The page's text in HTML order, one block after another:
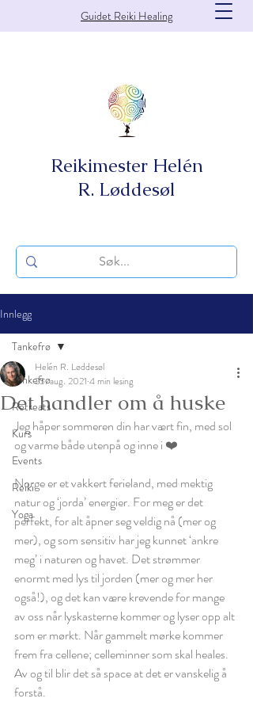
Guidet Reiki Healing
Reikimester Helén
R. Løddesøl
Innlegg
Tankefrø
Retreats
Kurs
Events
Reiki
Yoga
Tankefrø
Det handler om å huske
Helén R. Løddesøl
25. aug. 2021 4 min lesing
Jeg håper sommeren din har vært fin, med sol
og varme både utenpå og inne i ❤️
Norge er et vakkert ferieland, med mektig
natur og ‘jorda’ energier. For meg er det
perfekt, for alt åpner seg veldig nå (mer og
mer), og som sensitiv har jeg kunnet ‘ankre
meg’ i naturen og havet. Det strømmer
enormt med lys til jorden (mer og mer her
også!), og det kan være krevende for mange
av oss når lyskasterne kommer og lyser opp alt
som er mørkt. Når gammelt mørke kommer
frem fra cellene; celleminner som skal heales.
Av og til blir det så space at det er vanskelig å
forstå.